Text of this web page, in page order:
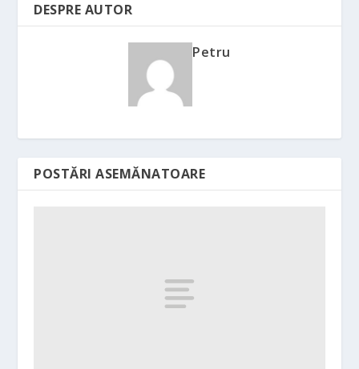
DESPRE AUTOR
Petru
POSTĂRI ASEMĂNATOARE